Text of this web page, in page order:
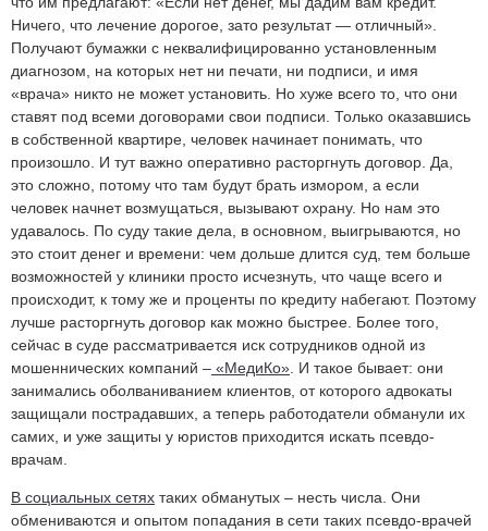
Ничего, что лечение дорогое, зато результат — отличный».
Получают бумажки с неквалифицированно установленным
диагнозом, на которых нет ни печати, ни подписи, и имя
«врача» никто не может установить. Но хуже всего то, что они
ставят под всеми договорами свои подписи. Только оказавшись
в собственной квартире, человек начинает понимать, что
произошло. И тут важно оперативно расторгнуть договор. Да,
это сложно, потому что там будут брать измором, а если
человек начнет возмущаться, вызывают охрану. Но нам это
удавалось. По суду такие дела, в основном, выигрываются, но
это стоит денег и времени: чем дольше длится суд, тем больше
возможностей у клиники просто исчезнуть, что чаще всего и
происходит, к тому же и проценты по кредиту набегают. Поэтому
лучше расторгнуть договор как можно быстрее. Более того,
сейчас в суде рассматривается иск сотрудников одной из
мошеннических компаний – «МедиКо» . И такое бывает: они
занимались оболваниванием клиентов, от которого адвокаты
защищали пострадавших, а теперь работодатели обманули их
самих, и уже защиты у юристов приходится искать псевдо-
врачам.
В социальных сетях таких обманутых – несть числа. Они
обмениваются и опытом попадания в сети таких псевдо-врачей